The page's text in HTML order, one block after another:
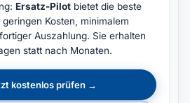
Ersatz-Pilot bietet die beste
Kosten, minimalem
Auszahlung. Sie erhalten
statt nach Monaten.
kostenlos prüfen →